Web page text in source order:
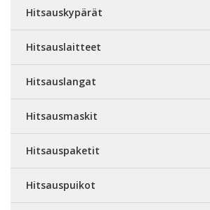
Hitsauskypärät
Hitsauslaitteet
Hitsauslangat
Hitsausmaskit
Hitsauspaketit
Hitsauspuikot